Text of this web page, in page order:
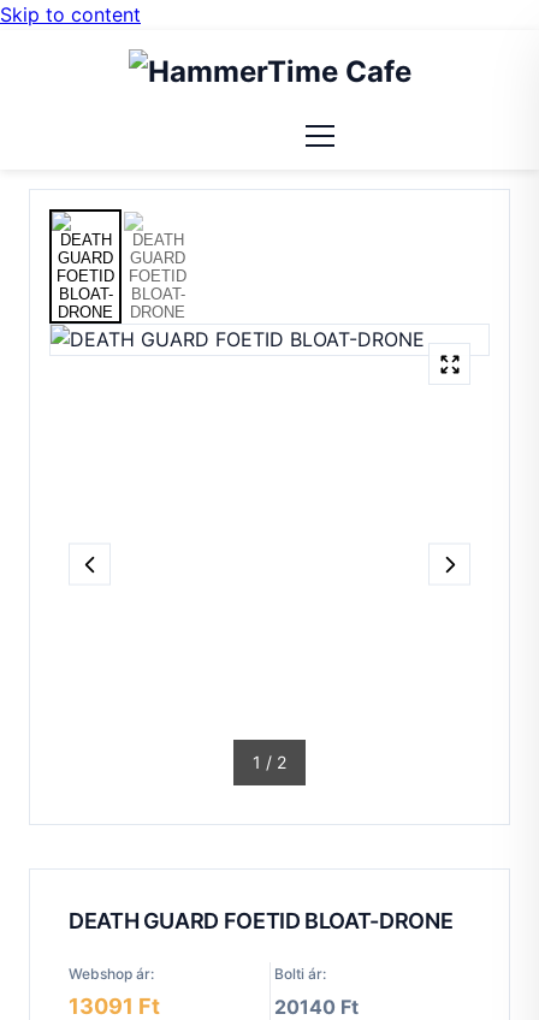
Skip to content
1 / 2
DEATH GUARD FOETID BLOAT-DRONE
Webshop ár: Bolti ár:
13091 Ft 20140 Ft